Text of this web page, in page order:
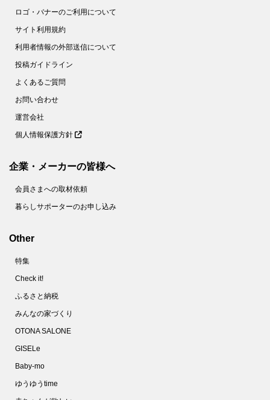
ロゴ・バナーのご利用について
サイト利用規約
利用者情報の外部送信について
投稿ガイドライン
よくあるご質問
お問い合わせ
運営会社
個人情報保護方針
企業・メーカーの皆様へ
会員さまへの取材依頼
暮らしサポーターのお申し込み
Other
特集
Check it!
ふるさと納税
みんなの家づくり
OTONA SALONE
GISELe
Baby-mo
ゆうゆうtime